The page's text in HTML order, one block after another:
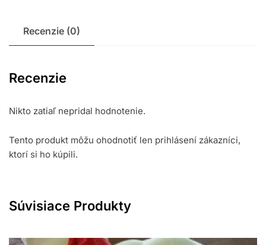
Recenzie (0)
Recenzie
Nikto zatiaľ nepridal hodnotenie.
Tento produkt môžu ohodnotiť len prihlásení zákazníci,
ktorí si ho kúpili.
Súvisiace Produkty